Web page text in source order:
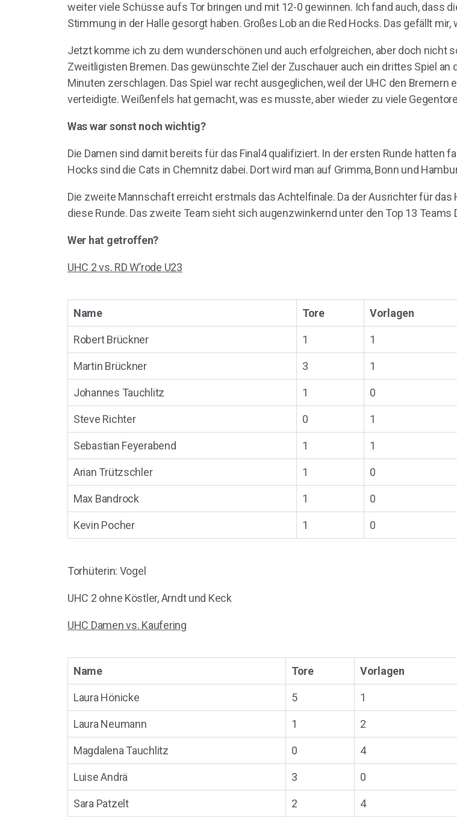
weiter viele Schüsse aufs Tor bringen und mit 12-0 gewinnen. Ich fand auch, dass
Stimmung in der Halle gesorgt haben. Großes Lob an die Red Hocks. Das gefällt
Jetzt komme ich zu dem wunderschönen und auch erfolgreichen, aber doch nicht
Zweitligisten Bremen. Das gewünschte Ziel der Zuschauer auch ein drittes Spiel
Minuten zerschlagen. Das Spiel war recht ausgeglichen, weil der UHC den
verteidigte. Weißenfels hat gemacht, was es musste, aber wieder zu viele
Was war sonst noch wichtig?
Die Damen sind damit bereits für das Final4 qualifiziert. In der ersten Runde hatten
Hocks sind die Cats in Chemnitz dabei. Dort wird man auf Grimma, Bonn und
Die zweite Mannschaft erreicht erstmals das Achtelfinale. Da der Ausrichter für
diese Runde. Das zweite Team sieht sich augenzwinkernd unter den Top 13 Teams
Wer hat getroffen?
UHC 2 vs. RD W’rode U23
Name Tore Vorlagen
Robert Brückner 1 1
Martin Brückner 3 1
Johannes Tauchlitz 1 0
Steve Richter 0 1
Sebastian Feyerabend 1 1
Arian Trützschler 1 0
Max Bandrock 1 0
Kevin Pocher 1 0
Torhüterin: Vogel
UHC 2 ohne Köstler, Arndt und Keck
UHC Damen vs. Kaufering
Name Tore Vorlagen
Laura Hönicke 5 1
Laura Neumann 1 2
Magdalena Tauchlitz 0 4
Luise Andrä 3 0
Sara Patzelt 2 4